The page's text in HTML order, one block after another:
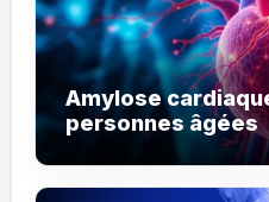
Amylose
personnes âgées